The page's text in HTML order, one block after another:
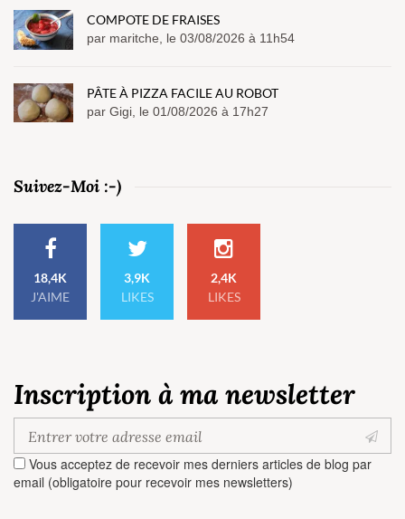
COMPOTE DE FRAISES
par maritche, le 03/08/2026 à 11h54
PÂTE À PIZZA FACILE AU ROBOT
par Gigi, le 01/08/2026 à 17h27
Suivez-Moi :-)
18,4K
J'AIME
3,9K
LIKES
2,4K
LIKES
Inscription à ma newsletter
Vous acceptez de recevoir mes derniers articles de blog par
email (obligatoire pour recevoir mes newsletters)